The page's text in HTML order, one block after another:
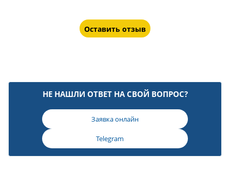
Оставить отзыв
НЕ НАШЛИ ОТВЕТ НА СВОЙ ВОПРОС?
Заявка онлайн
Telegram